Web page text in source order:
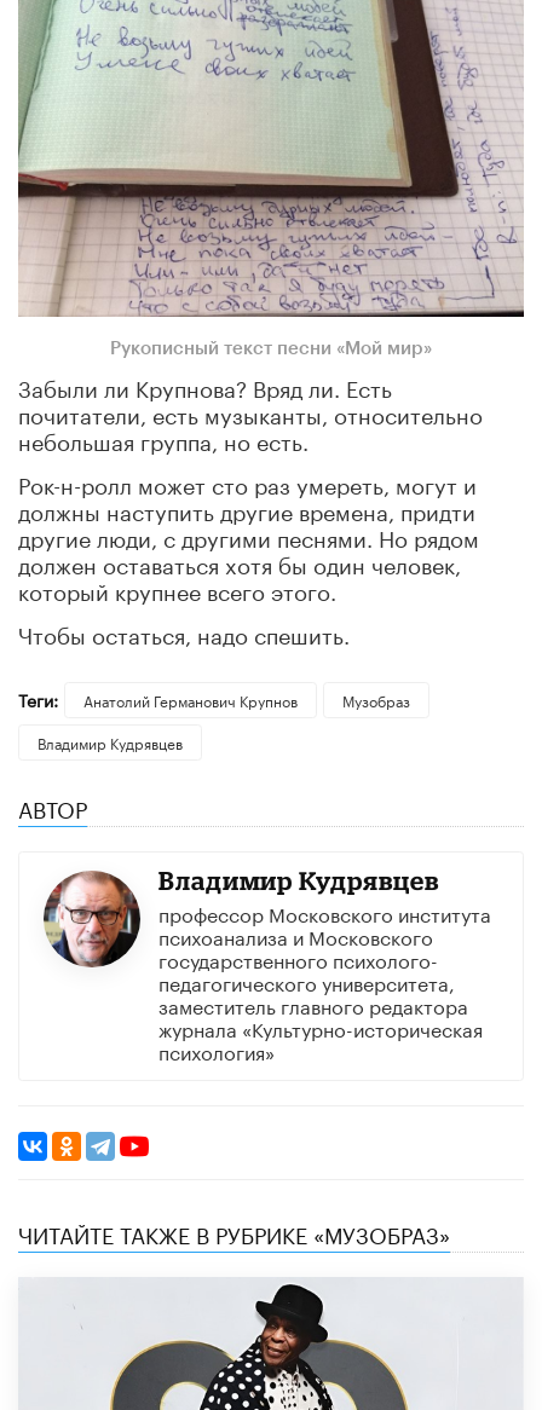
Рукописный текст песни «Мой мир»
Забыли ли Крупнова? Вряд ли. Есть
почитатели, есть музыканты, относительно
небольшая группа, но есть.
Рок-н-ролл может сто раз умереть, могут и
должны наступить другие времена, придти
другие люди, с другими песнями. Но рядом
должен оставаться хотя бы один человек,
который крупнее всего этого.
Чтобы остаться, надо спешить.
Теги: Анатолий Германович Крупнов
Музобраз
Владимир Кудрявцев
АВТОР
Владимир Кудрявцев
профессор Московского института
психоанализа и Московского
государственного психолого-
педагогического университета,
заместитель главного редактора
журнала «Культурно-историческая
психология»
ЧИТАЙТЕ ТАКЖЕ В РУБРИКЕ «МУЗОБРАЗ»